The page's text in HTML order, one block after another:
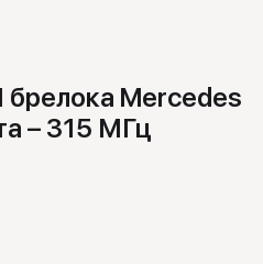
брелока Mercedes
– 315 МГц